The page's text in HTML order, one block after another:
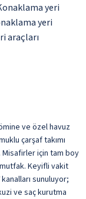
yeri
yeri
araçları
ve özel havuz
çarşaf takımı
için tam boy
Keyifli vakit
sunuluyor;
ve saç kurutma